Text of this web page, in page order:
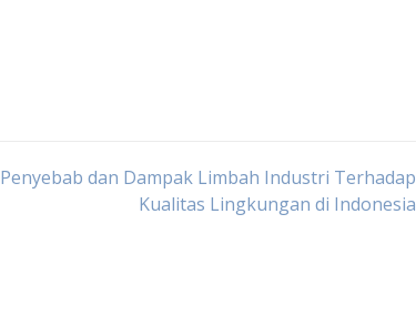
Penyebab dan Dampak Limbah Industri Terhadap
Kualitas Lingkungan di Indonesia